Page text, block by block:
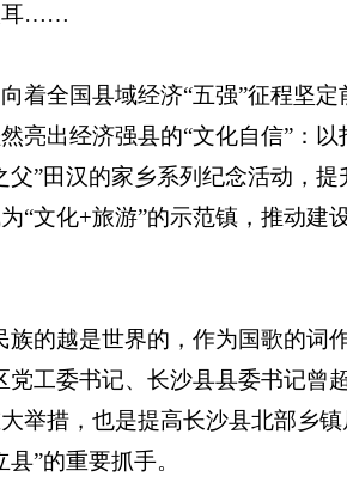
耳……
全国县域经济“五强”征程坚定
亮出经济强县的“文化自信”：
父”田汉的家乡系列纪念活动，
“文化+旅游”的示范镇，推动建
的越是世界的，作为国歌的词
党工委书记、长沙县县委书记曾
举措，也是提高长沙县北部乡
”的重要抓手。